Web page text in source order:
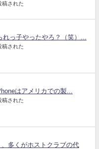
稿された
っ子やったやろ？（笑）...
稿された
はアメリカでの製...
稿された
多くがホストクラブの代